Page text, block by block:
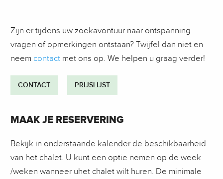
Zijn er tijdens uw zoekavontuur naar ontspanning
vragen of opmerkingen ontstaan? Twijfel dan niet en
neem contact met ons op. We helpen u graag verder!
CONTACT PRIJSLIJST
MAAK JE RESERVERING
Bekijk in onderstaande kalender de beschikbaarheid
van het chalet. U kunt een optie nemen op de week
/weken wanneer uhet chalet wilt huren. De minimale